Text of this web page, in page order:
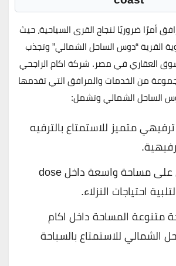
أمرًا ضروريًا لنجاح القرى السياحية، حيث
القرية “دوس الساحل الشمالي” وتجذب
العقاري في مصر. شركة اكام الراجحي
من الخدمات والمرافق التي تقدمها
الساحل الشمالي وتشمل:
متميز للاستمتاع بالترفيه
فندق عالمي على مساحة واسعة داخل dose
متنوعة المساحة داخل اكام
الشمالي للاستمتاع بالسباحة